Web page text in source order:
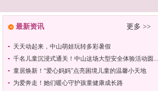
更多 >>
最新资讯
天天动起来，中山萌娃玩转多彩暑假
千名儿童沉浸式通关！中山这场大型安全体验活动圆...
童居焕新！“爱心妈妈”点亮困境儿童的温馨小天地
为爱奔走！她们暖心守护孩童健康成长路